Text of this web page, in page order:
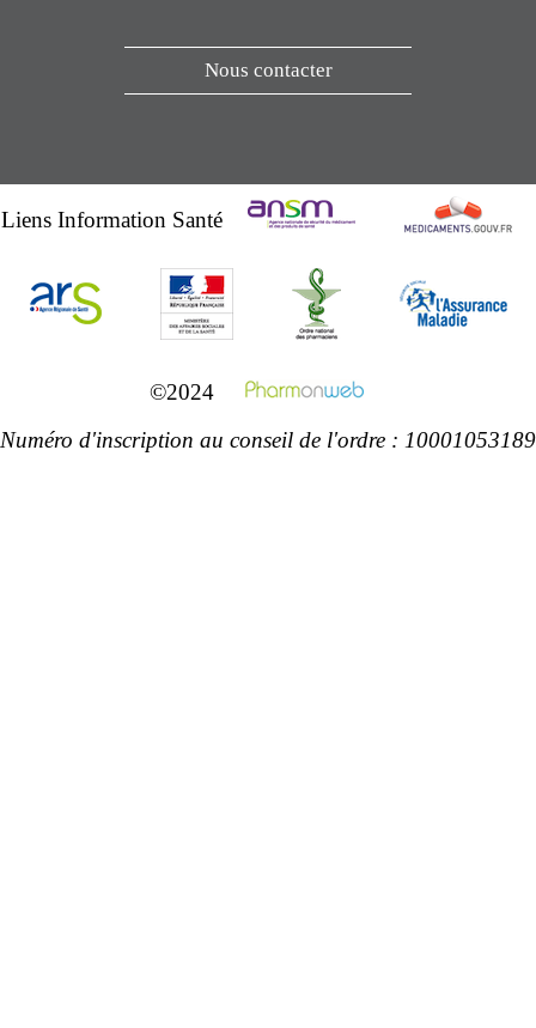
Nous contacter
Liens Information Santé
©2024
Numéro d'inscription au conseil de l'ordre : 10001053189